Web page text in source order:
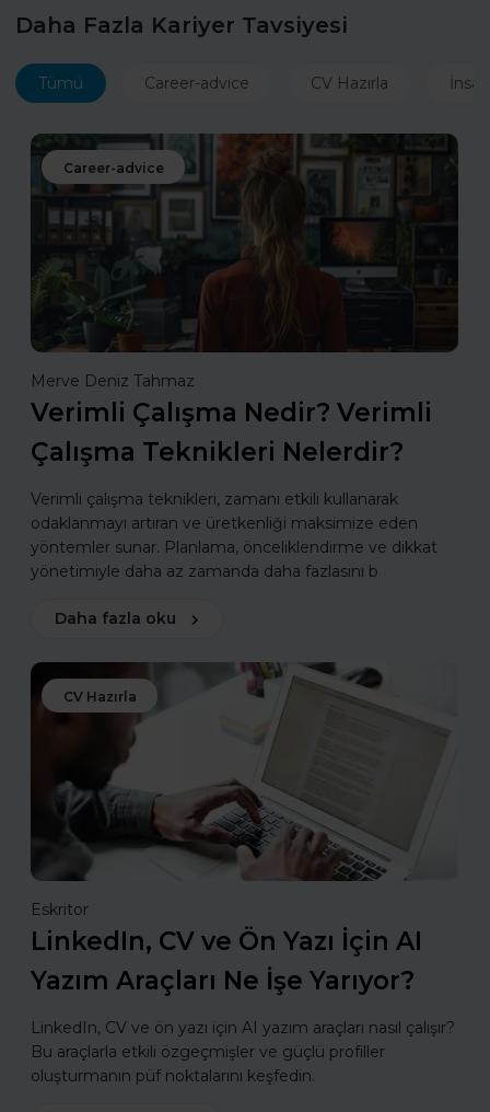
Daha Fazla Kariyer Tavsiyesi
Tümü Career-advice CV Hazırla
Career-advice
Merve Deniz Tahmaz
Verimli Çalışma Nedir? Verimli
Çalışma Teknikleri Nelerdir?
Verimli çalışma teknikleri, zamanı etkili kullanarak
odaklanmayı artıran ve üretkenliği maksimize eden
yöntemler sunar. Planlama, önceliklendirme ve dikkat
yönetimiyle daha az zamanda daha fazlasını b
Daha fazla oku
CV Hazırla
Eskritor
LinkedIn, CV ve Ön Yazı İçin AI
Yazım Araçları Ne İşe Yarıyor?
LinkedIn, CV ve ön yazı için AI yazım araçları nasıl çalışır?
Bu araçlarla etkili özgeçmişler ve güçlü profiller
oluşturmanın püf noktalarını keşfedin.